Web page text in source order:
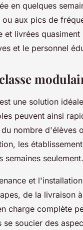
en quelques
aux pics de
et livrées quasiment
et le personnel
une solution
peuvent ainsi
nombre d'élèves
les
seulement.
et
de la livraison
charge complète
soucier des